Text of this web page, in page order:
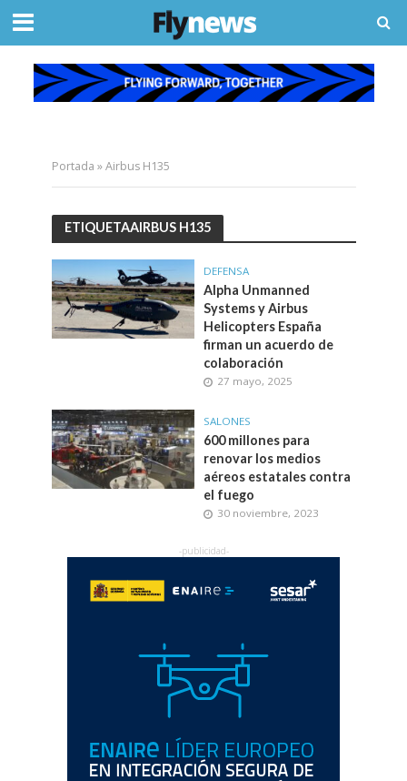
Portada »Airbus H135
ETIQUETAAIRBUS H135
DEFENSA
Alpha Unmanned
Systems y Airbus
Helicopters España
firman un acuerdo de
colaboración
27 mayo, 2025
SALONES
600 millones para
renovar los medios
aéreos estatales contra
el fuego
30 noviembre, 2023